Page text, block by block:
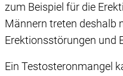
zum Beispiel für die
Männern treten deshalb
Erektionsstörungen und
Ein Testosteronmangel